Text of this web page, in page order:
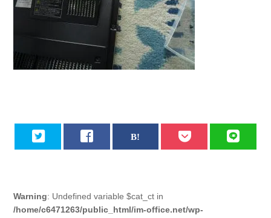
Warning: Undefined variable $cat_ct in
/home/c6471263/public_html/im-office.net/wp-